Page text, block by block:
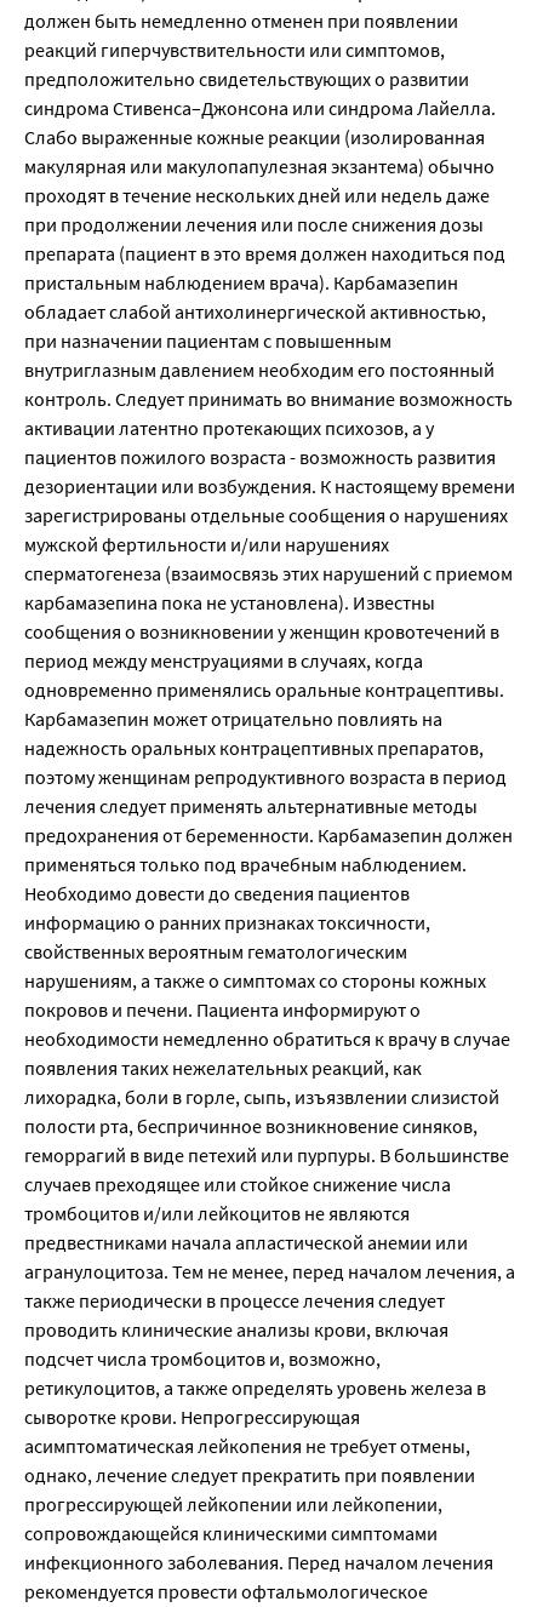
должен быть немедленно отменен при появлении
реакций гиперчувствительности или симптомов,
предположительно свидетельствующих о развитии
синдрома Стивенса–Джонсона или синдрома Лайелла.
Слабо выраженные кожные реакции (изолированная
макулярная или макулопапулезная экзантема) обычно
проходят в течение нескольких дней или недель даже
при продолжении лечения или после снижения дозы
препарата (пациент в это время должен находиться под
пристальным наблюдением врача). Карбамазепин
обладает слабой антихолинергической активностью,
при назначении пациентам с повышенным
внутриглазным давлением необходим его постоянный
контроль. Следует принимать во внимание возможность
активации латентно протекающих психозов, а у
пациентов пожилого возраста - возможность развития
дезориентации или возбуждения. К настоящему времени
зарегистрированы отдельные сообщения о нарушениях
мужской фертильности и/или нарушениях
сперматогенеза (взаимосвязь этих нарушений с приемом
карбамазепина пока не установлена). Известны
сообщения о возникновении у женщин кровотечений в
период между менструациями в случаях, когда
одновременно применялись оральные контрацептивы.
Карбамазепин может отрицательно повлиять на
надежность оральных контрацептивных препаратов,
поэтому женщинам репродуктивного возраста в период
лечения следует применять альтернативные методы
предохранения от беременности. Карбамазепин должен
применяться только под врачебным наблюдением.
Необходимо довести до сведения пациентов
информацию о ранних признаках токсичности,
свойственных вероятным гематологическим
нарушениям, а также о симптомах со стороны кожных
покровов и печени. Пациента информируют о
необходимости немедленно обратиться к врачу в случае
появления таких нежелательных реакций, как
лихорадка, боли в горле, сыпь, изъязвлении слизистой
полости рта, беспричинное возникновение синяков,
геморрагий в виде петехий или пурпуры. В большинстве
случаев преходящее или стойкое снижение числа
тромбоцитов и/или лейкоцитов не являются
предвестниками начала апластической анемии или
агранулоцитоза. Тем не менее, перед началом лечения, а
также периодически в процессе лечения следует
проводить клинические анализы крови, включая
подсчет числа тромбоцитов и, возможно,
ретикулоцитов, а также определять уровень железа в
сыворотке крови. Непрогрессирующая
асимптоматическая лейкопения не требует отмены,
однако, лечение следует прекратить при появлении
прогрессирующей лейкопении или лейкопении,
сопровождающейся клиническими симптомами
инфекционного заболевания. Перед началом лечения
рекомендуется провести офтальмологическое